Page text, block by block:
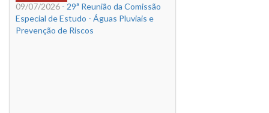
09/07/2026 - 29ª Reunião da Comissão
Especial de Estudo - Águas Pluviais e
Prevenção de Riscos